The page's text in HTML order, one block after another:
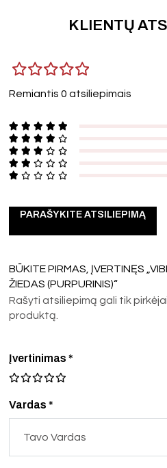
KLIENTŲ
Remiantis 0 atsiliepimais
PARAŠYKITE ATSILIEPIMĄ
BŪKITE PIRMAS, ĮVERTINĘS
ŽIEDAS (PURPURINIS)“
Rašyti atsiliepimą gali tik
produktą.
Vardas *
Įvertinimas*